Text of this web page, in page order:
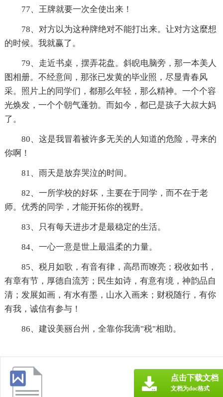
77、王牌就要一次全使出来！
78、对方以为这种牌绝对不能打出来。让对方这麼想
的时候。我就赢了。
79、走近书桌，摆弄花盘。斜睨电脑旁，那一本美人
图相册。不经意间，那张已发黄的毕业照，尽显青春风
采。照片上的同学们，都那么年轻，那么精神。一个个容
光焕发，一个个朝气蓬勃。而如今，都已是孩子大叔大妈
了。
80、这是我冒着被许多无关的人知道的危险，寻来的
你啊！
81、雨天是放弃哭泣的时间。
82、一所学校的好坏，主要在于同学，而不在于老
师。优秀的同学，才能开拓你的视野。
83、只有每天进步才是最稳定的生活。
84、一心一意是世上最温柔的力量。
85、税月如歌，有音有律，高昂而嘹亮；税收如书，
有章有节，厚德自流芳；民生如诗，有意有境，神韵品自
清；发展如画，有水有墨，山水入画来；财税随行，有你
有我，诚信有参与！
86、建设美丽台州，全靠你我滴"税"相助。
点击下载文档
文档为doc格式